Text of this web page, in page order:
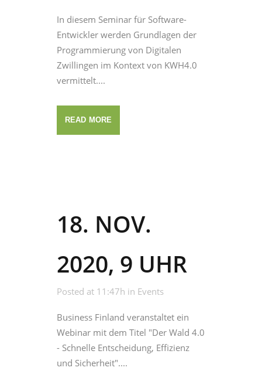
In diesem Seminar für Software-
Entwickler werden Grundlagen der
Programmierung von Digitalen
Zwillingen im Kontext von KWH4.0
vermittelt....
READ MORE
18. NOV.
2020, 9 UHR
Posted at 11:47h in Events
Business Finland veranstaltet ein
Webinar mit dem Titel "Der Wald 4.0
- Schnelle Entscheidung, Effizienz
und Sicherheit"....